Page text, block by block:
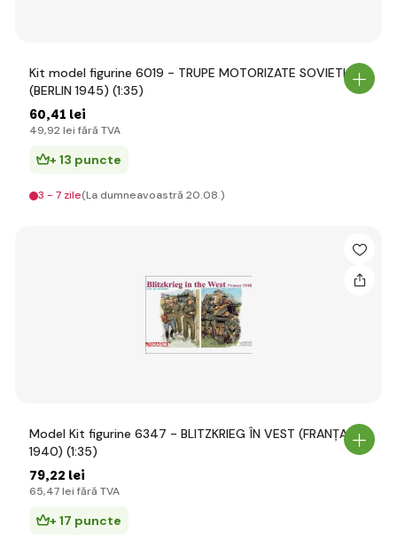
Kit model figurine 6019 - TRUPE MOTORIZATE SOVIETICE
(BERLIN 1945) (1:35)
60,41 lei
49,92 lei fără TVA
+ 13 puncte
3 - 7 zile(La dumneavoastră 20.08.)
Model Kit figurine 6347 - BLITZKRIEG ÎN VEST (FRANȚA
1940) (1:35)
79,22 lei
65,47 lei fără TVA
+ 17 puncte